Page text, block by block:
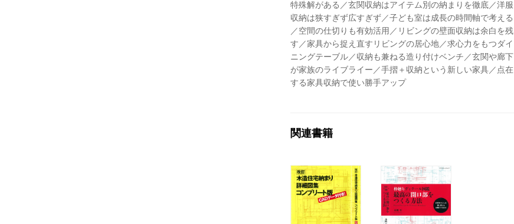
特殊解がある／玄関収納はアイテム別の納まりを徹底／洋服
収納は狭すぎず広すぎず／子ども室は成長の時間軸で考える
／空間の仕切りも有効活用／リビングの壁面収納は余白を残
す／家具から捉え直すリビングの居心地／求心力をもつダイ
ニングテーブル／収納も兼ねる造り付けベンチ／玄関や廊下
が家族のライブライー／手摺＋収納という新しい家具／点在
する家具収納で使い勝手アップ
関連書籍